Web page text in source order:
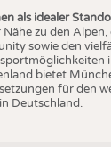
als idealer
Nähe zu den
sowie den
bietet
für den
Deutschland.